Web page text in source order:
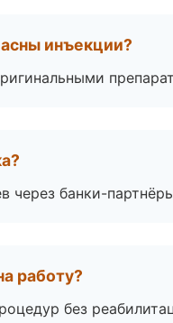
инъекции?
через банки-
работу?
без